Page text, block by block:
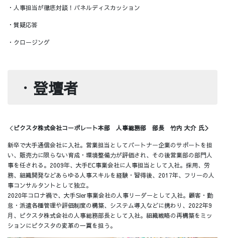
・人事担当が徹底対談！パネルディスカッション
・質疑応答
・クロージング
・ 登壇者
＜ピクスタ株式会社コーポレート本部 人事総務部 部長 竹内 大介 氏＞
新卒で大手通信会社に入社。営業担当としてパートナー企業のサポートを担
い、販売力に限らない育成・環境整備力が評価され、その後営業部の部門人
事を任される。2009年、大手EC事業会社に人事担当として入社。採用、労
務、組織開発などあらゆる人事スキルを経験・習得後、2017年、フリーの人
事コンサルタントとして独立。
2020年コロナ禍で、大手SIer事業会社の人事リーダーとして入社。顧客・勤
怠・派遣各種管理や評価制度の構築、システム導入などに携わり、2022年9
月、ピクスタ株式会社の人事総務部長として入社。組織戦略の再構築をミッ
ションにピクスタの変革の一翼を担う。